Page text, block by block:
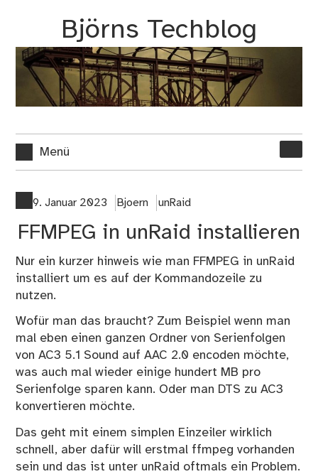
springen
Björns Techblog
Menü
nach:
9. Januar 2023 Bjoern unRaid
FFMPEG in unRaid installieren
Nur ein kurzer hinweis wie man FFMPEG in unRaid
installiert um es auf der Kommandozeile zu
nutzen.
Wofür man das braucht? Zum Beispiel wenn man
mal eben einen ganzen Ordner von Serienfolgen
von AC3 5.1 Sound auf AAC 2.0 encoden möchte,
was auch mal wieder einige hundert MB pro
Serienfolge sparen kann. Oder man DTS zu AC3
konvertieren möchte.
Das geht mit einem simplen Einzeiler wirklich
schnell, aber dafür will erstmal ffmpeg vorhanden
sein und das ist unter unRaid oftmals ein Problem.